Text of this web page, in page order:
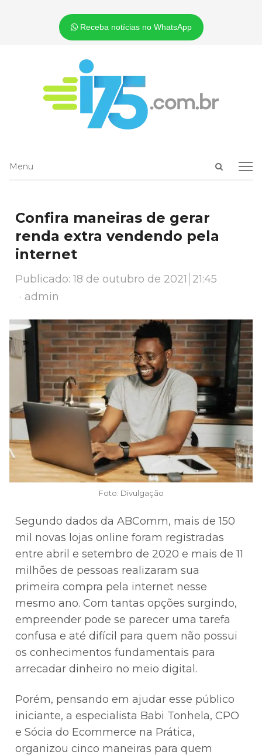
Receba notícias no WhatsApp
Open
Menu
Menu
Confira maneiras de gerar
renda extra vendendo pela
internet
Publicado:18 de outubro de 2021 21:45
Author
admin
Foto: Divulgação
Segundo dados da ABComm, mais de 150
mil novas lojas online foram registradas
entre abril e setembro de 2020 e mais de 11
milhões de pessoas realizaram sua
primeira compra pela internet nesse
mesmo ano. Com tantas opções surgindo,
empreender pode se parecer uma tarefa
confusa e até difícil para quem não possui
os conhecimentos fundamentais para
arrecadar dinheiro no meio digital.
Porém, pensando em ajudar esse público
iniciante, a especialista Babi Tonhela, CPO
e Sócia do Ecommerce na Prática,
organizou cinco maneiras para quem